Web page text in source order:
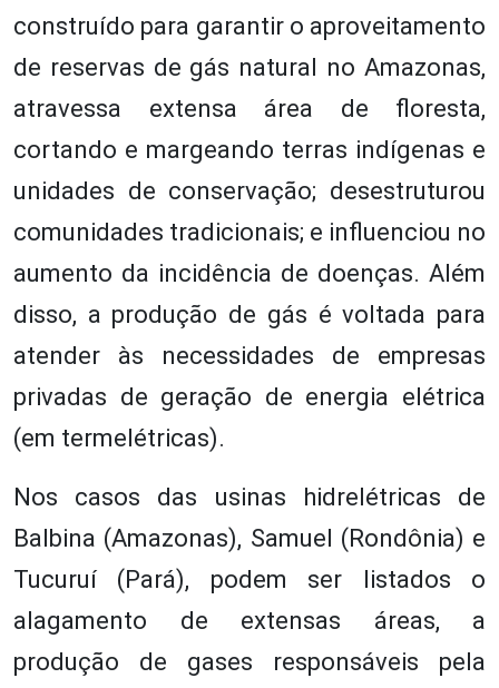
construído para garantir o aproveitamento
de reservas de gás natural no Amazonas,
atravessa extensa área de floresta,
cortando e margeando terras indígenas e
unidades de conservação; desestruturou
comunidades tradicionais; e influenciou no
aumento da incidência de doenças. Além
disso, a produção de gás é voltada para
atender às necessidades de empresas
privadas de geração de energia elétrica
(em termelétricas).
Nos casos das usinas hidrelétricas de
Balbina (Amazonas), Samuel (Rondônia) e
Tucuruí (Pará), podem ser listados o
alagamento de extensas áreas, a
produção de gases responsáveis pela